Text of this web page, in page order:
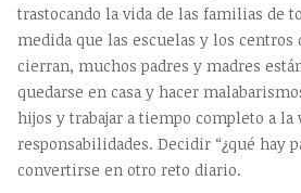
trastocando la vida de las familias de
medida que las escuelas y los
cierran, muchos padres y madres
quedarse en casa y hacer
hijos y trabajar a tiempo completo a la
responsabilidades. Decidir “¿qué hay
convertirse en otro reto diario.